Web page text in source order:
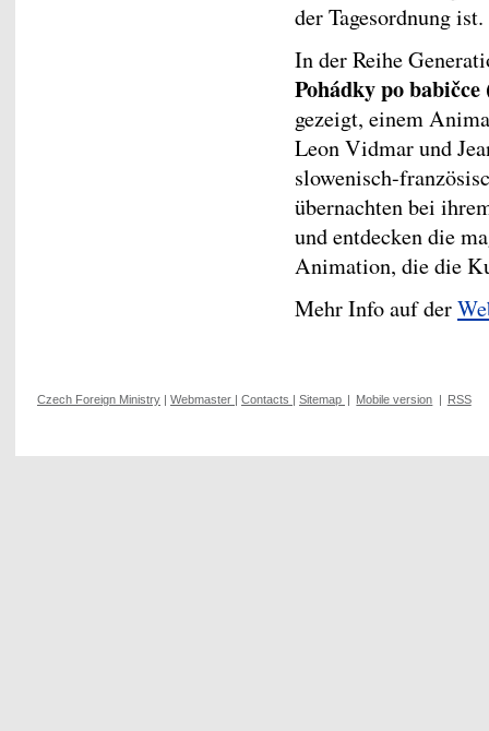
der Tagesordnung ist.
In der Reihe
Pohádky po
gezeigt, einem
Leon Vidmar und
slowenisch-
übernachten bei
und entdecken die
Animation, die die
Mehr Info auf der
Czech Foreign Ministry | Webmaster | Contacts | Sitemap | Mobile version | RSS